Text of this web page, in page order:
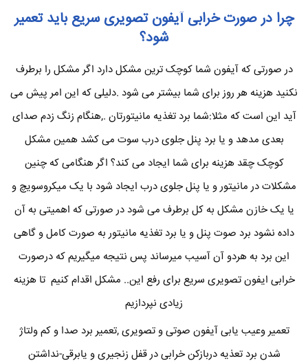
چرا در صورت خرابی آیفون تصویری سریع باید تعمیر
شود؟
در صورتی که آیفون شما کوچک ترین مشکل دارد اگر مشکل را برطرف
نکنید هزینه هر روز برای شما بیشتر می شود .دلیلی که این امر پیش می
آید این است که مثلا:شما برد تغذیه مانیتورتان .,هنگام زنگ زدم صدای
بعدی مدهد و یا برد پنل جلوی درب سوت می کشد همین مشکل
کوچک چقد هزینه برای شما ایجاد می کند؟ اگر هنگامی که چنین
مشکلات در مانیتور و یا پنل جلوی درب ایجاد شود با یک میکروسویچ و
یا یک خازن مشکل به کل برطرف می شود در صورتی که اهمیتی به آن
داده نشود برد صوت پنل و یا برد تغذیه مانیتور به صورت کامل و گاهی
این برد به هردو آن آسیب میرساند پس نتیجه میگیریم که درصورت
خرابی ایفون تصویری سریع برای رفع این.. مشکل اقدام کنیم تا هزینه
زیادی نپردازیم
تعمیر وعیب یابی آیفون صوتی و تصویری ,تعمیر برد صدا و کم ولتاژ
شدن برد تعذیه دربازکن خرابی در قفل زنجیری و یابرقی-نداشتن